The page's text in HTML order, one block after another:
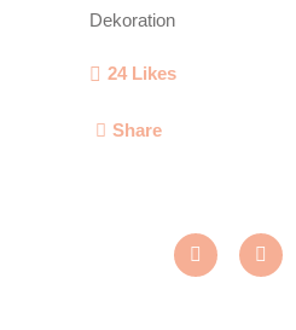
Dekoration
24Likes
Share